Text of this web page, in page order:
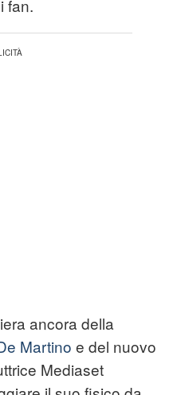
fan.
ancora della
Martino e del nuovo
Mediaset